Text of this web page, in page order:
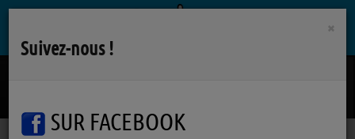
×
Suivez-nous !
SUR FACEBOOK